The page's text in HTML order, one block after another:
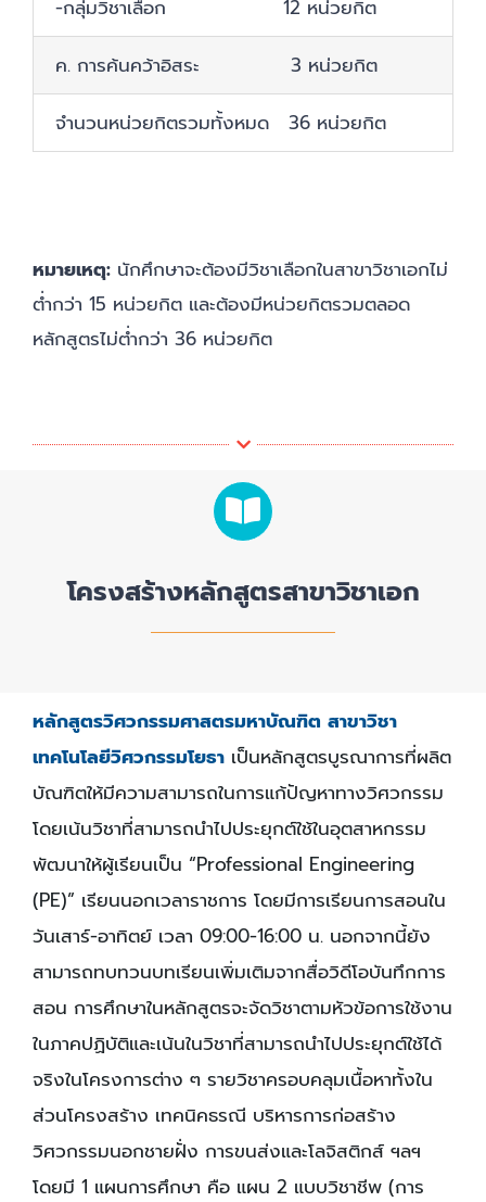
-กลุ่มวิชาเลือก 12 หน่วยกิต
ค. การค้นคว้าอิสระ 3 หน่วยกิต
จำนวนหน่วยกิตรวมทั้งหมด 36 หน่วยกิต
หมายเหตุ:นักศึกษาจะต้องมีวิชาเลือกในสาขาวิชาเอกไม่
ต่ำกว่า 15 หน่วยกิต และต้องมีหน่วยกิตรวมตลอด
หลักสูตรไม่ต่ำกว่า 36 หน่วยกิต
โครงสร้างหลักสูตรสาขาวิชาเอก
หลักสูตรวิศวกรรมศาสตรมหาบัณฑิต สาขาวิชา
เทคโนโลยีวิศวกรรมโยธา เป็นหลักสูตรบูรณาการที่ผลิต
บัณฑิตให้มีความสามารถในการแก้ปัญหาทางวิศวกรรม
โดยเน้นวิชาที่สามารถนำไปประยุกต์ใช้ในอุตสาหกรรม
พัฒนาให้ผู้เรียนเป็น “Professional Engineering
(PE)” เรียนนอกเวลาราชการ โดยมีการเรียนการสอนใน
วันเสาร์-อาทิตย์ เวลา 09:00-16:00 น. นอกจากนี้ยัง
สามารถทบทวนบทเรียนเพิ่มเติมจากสื่อวิดีโอบันทึกการ
สอน การศึกษาในหลักสูตรจะจัดวิชาตามหัวข้อการใช้งาน
ในภาคปฏิบัติและเน้นในวิชาที่สามารถนำไปประยุกต์ใช้ได้
จริงในโครงการต่าง ๆ รายวิชาครอบคลุมเนื้อหาทั้งใน
ส่วนโครงสร้าง เทคนิคธรณี บริหารการก่อสร้าง
วิศวกรรมนอกชายฝั่ง การขนส่งและโลจิสติกส์ ฯลฯ
โดยมี 1 แผนการศึกษา คือ แผน 2 แบบวิชาชีพ (การ